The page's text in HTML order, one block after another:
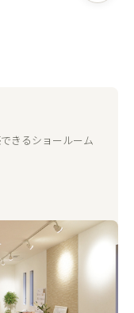
きるショールーム